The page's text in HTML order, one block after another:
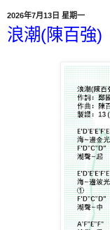
2026年7月13日 星期一
浪潮(陳百強)